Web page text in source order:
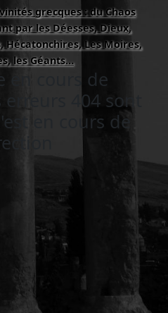
grecques : du Chaos
par les Déesses, Dieux,
Hécatonchires, Les Moires,
les Géants…
en cours de
404 sont
en cours de